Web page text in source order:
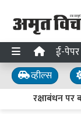
ई-पेपर
व्हील्स
रक्षाबंधन